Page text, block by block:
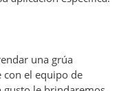
una grúa
con el equipo de